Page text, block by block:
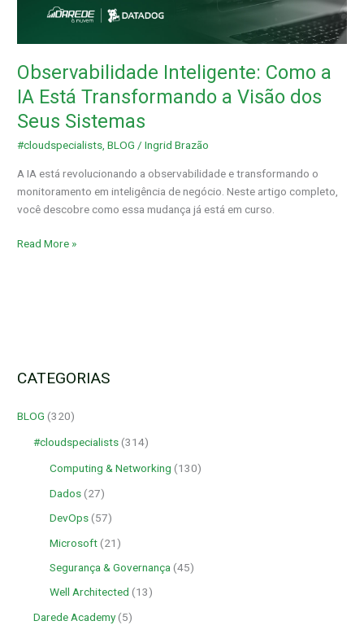
Observabilidade Inteligente: Como a
IA Está Transformando a Visão dos
Seus Sistemas
#cloudspecialists ,BLOG /Ingrid Brazão
A IA está revolucionando a observabilidade e transformando o
monitoramento em inteligência de negócio. Neste artigo completo,
você descobre como essa mudança já está em curso.
Visão
dos
Seus
Sistemas
Read More »
CATEGORIAS
BLOG (320)
#cloudspecialists (314)
Computing & Networking (130)
Dados (27)
DevOps (57)
Microsoft (21)
Segurança & Governança (45)
Well Architected (13)
Darede Academy(5)